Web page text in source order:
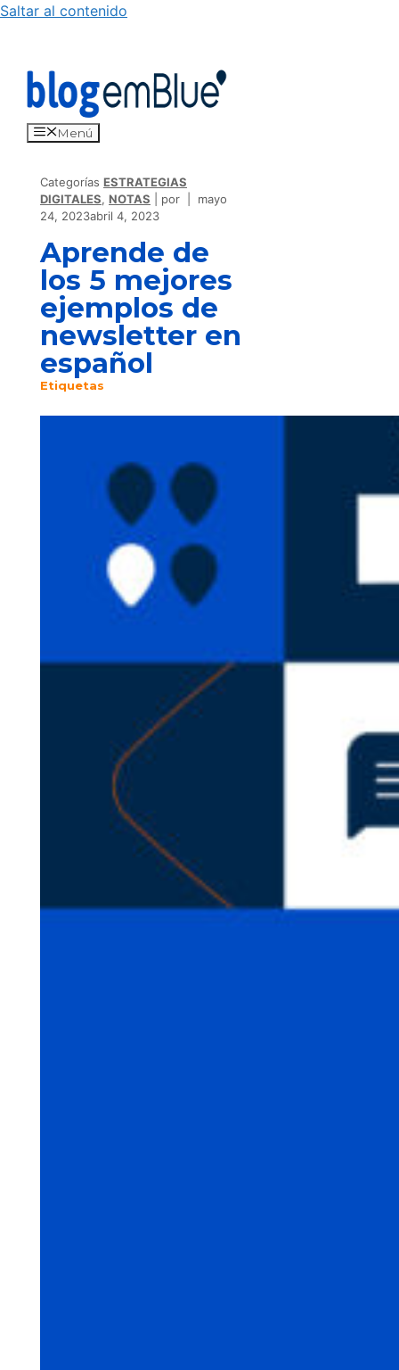
Saltar al contenido
Menú
Categorías ESTRATEGIAS
DIGITALES, NOTAS por
mayo
24, 2023abril 4, 2023
Aprende de
los 5 mejores
ejemplos de
newsletter en
español
Etiquetas